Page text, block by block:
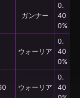
ガンナー
0.
40
0%
ウォーリア
0.
40
0%
ウォーリア
0.
40